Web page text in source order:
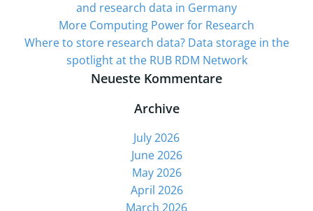
and research data in Germany
More Computing Power for Research
Where to store research data? Data storage in the
spotlight at the RUB RDM Network
Neueste Kommentare
Archive
July 2026
June 2026
May 2026
April 2026
March 2026